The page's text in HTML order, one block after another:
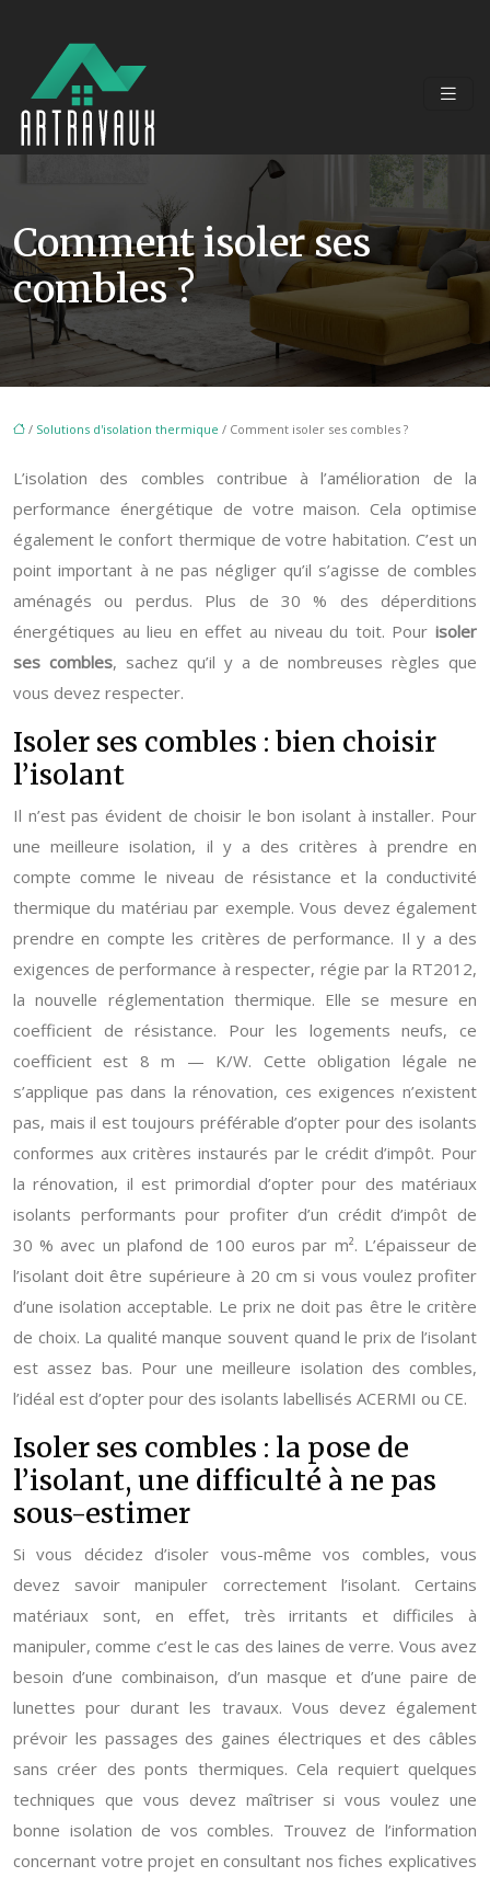
Comment isoler ses
combles ?
/ Solutions d'isolation thermique / Comment isoler ses combles ?
L’isolation des combles contribue à l’amélioration de la
performance énergétique de votre maison. Cela optimise
également le confort thermique de votre habitation. C’est un
point important à ne pas négliger qu’il s’agisse de combles
aménagés ou perdus. Plus de 30 % des déperditions
énergétiques au lieu en effet au niveau du toit. Pour isoler
ses combles, sachez qu’il y a de nombreuses règles que
vous devez respecter.
Isoler ses combles : bien choisir
l’isolant
Il n’est pas évident de choisir le bon isolant à installer. Pour
une meilleure isolation, il y a des critères à prendre en
compte comme le niveau de résistance et la conductivité
thermique du matériau par exemple. Vous devez également
prendre en compte les critères de performance. Il y a des
exigences de performance à respecter, régie par la RT2012,
la nouvelle réglementation thermique. Elle se mesure en
coefficient de résistance. Pour les logements neufs, ce
coefficient est 8 m — K/W. Cette obligation légale ne
s’applique pas dans la rénovation, ces exigences n’existent
pas, mais il est toujours préférable d’opter pour des isolants
conformes aux critères instaurés par le crédit d’impôt. Pour
la rénovation, il est primordial d’opter pour des matériaux
isolants performants pour profiter d’un crédit d’impôt de
30 % avec un plafond de 100 euros par m². L’épaisseur de
l’isolant doit être supérieure à 20 cm si vous voulez profiter
d’une isolation acceptable. Le prix ne doit pas être le critère
de choix. La qualité manque souvent quand le prix de l’isolant
est assez bas. Pour une meilleure isolation des combles,
l’idéal est d’opter pour des isolants labellisés ACERMI ou CE.
Isoler ses combles : la pose de
l’isolant, une difficulté à ne pas
sous-estimer
Si vous décidez d’isoler vous-même vos combles, vous
devez savoir manipuler correctement l’isolant. Certains
matériaux sont, en effet, très irritants et difficiles à
manipuler, comme c’est le cas des laines de verre. Vous avez
besoin d’une combinaison, d’un masque et d’une paire de
lunettes pour durant les travaux. Vous devez également
prévoir les passages des gaines électriques et des câbles
sans créer des ponts thermiques. Cela requiert quelques
techniques que vous devez maîtriser si vous voulez une
bonne isolation de vos combles. Trouvez de l’information
concernant votre projet en consultant nos fiches explicatives